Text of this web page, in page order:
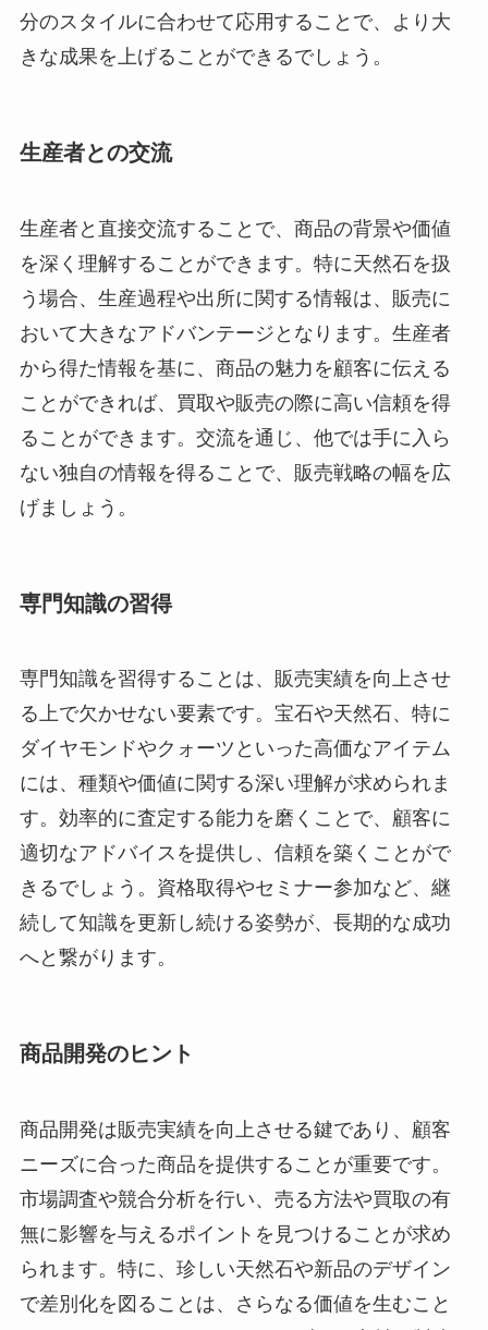
分のスタイルに合わせて応用することで、より大
きな成果を上げることができるでしょう。
生産者との交流
生産者と直接交流することで、商品の背景や価値
を深く理解することができます。特に天然石を扱
う場合、生産過程や出所に関する情報は、販売に
おいて大きなアドバンテージとなります。生産者
から得た情報を基に、商品の魅力を顧客に伝える
ことができれば、買取や販売の際に高い信頼を得
ることができます。交流を通じ、他では手に入ら
ない独自の情報を得ることで、販売戦略の幅を広
げましょう。
専門知識の習得
専門知識を習得することは、販売実績を向上させ
る上で欠かせない要素です。宝石や天然石、特に
ダイヤモンドやクォーツといった高価なアイテム
には、種類や価値に関する深い理解が求められま
す。効率的に査定する能力を磨くことで、顧客に
適切なアドバイスを提供し、信頼を築くことがで
きるでしょう。資格取得やセミナー参加など、継
続して知識を更新し続ける姿勢が、長期的な成功
へと繋がります。
商品開発のヒント
商品開発は販売実績を向上させる鍵であり、顧客
ニーズに合った商品を提供することが重要です。
市場調査や競合分析を行い、売る方法や買取の有
無に影響を与えるポイントを見つけることが求め
られます。特に、珍しい天然石や新品のデザイン
で差別化を図ることは、さらなる価値を生むこと